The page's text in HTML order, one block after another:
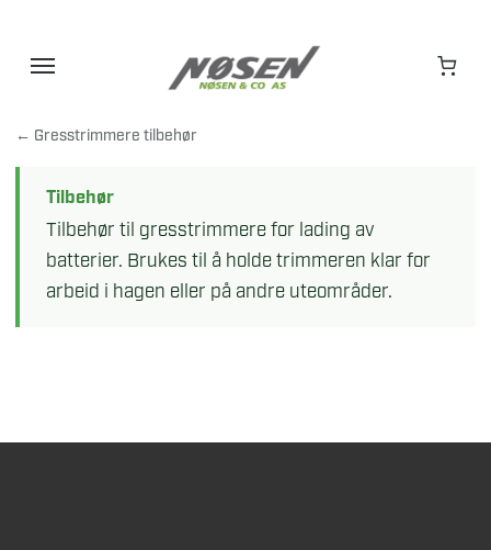
← Gresstrimmere tilbehør
Tilbehør
Tilbehør til gresstrimmere for lading av
batterier. Brukes til å holde trimmeren klar for
arbeid i hagen eller på andre uteområder.